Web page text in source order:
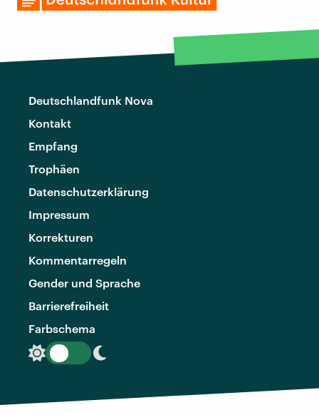
Deutschlandfunk Nova
Kontakt
Empfang
Trophäen
Datenschutzerklärung
Impressum
Korrekturen
Kommentarregeln
Gender und Sprache
Barrierefreiheit
Farbschema